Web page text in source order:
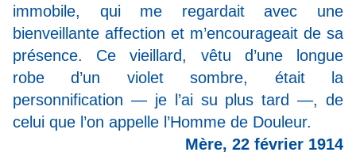
immobile, qui me regardaitavec une
bienveillante affection et m’encourageait de sa
présence. Ce vieillard, vêtu d’une longue
robed’un violet sombre, était la
personnification — je l’ai su plus tard —, de
celui que l’on appelle l’Homme de Douleur.
Mère, 22 février 1914